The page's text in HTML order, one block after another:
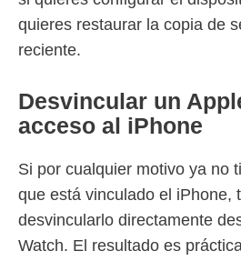
quieres restaurar la copia de
reciente.
Desvincular un
acceso al iPhone
Si por cualquier motivo ya no
que está vinculado el iPhone,
desvincularlo directamente
Watch. El resultado es